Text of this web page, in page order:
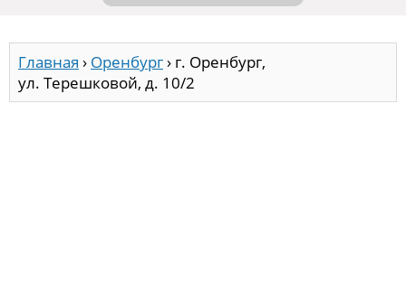
Главная › Оренбург› г. Оренбург,
ул. Терешковой, д. 10/2